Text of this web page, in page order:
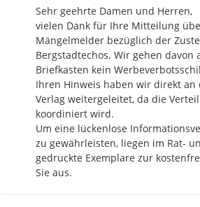
Sehr geehrte Damen und Herren,
vielen Dank für Ihre Mitteilung
Mängelmelder bezüglich der
Bergstadtechos. Wir gehen davon
Briefkasten kein
Ihren Hinweis haben wir direkt an
Verlag weitergeleitet, da die
koordiniert wird.
Um eine lückenlose
zu gewährleisten, liegen im Rat-
gedruckte Exemplare zur
Sie aus.